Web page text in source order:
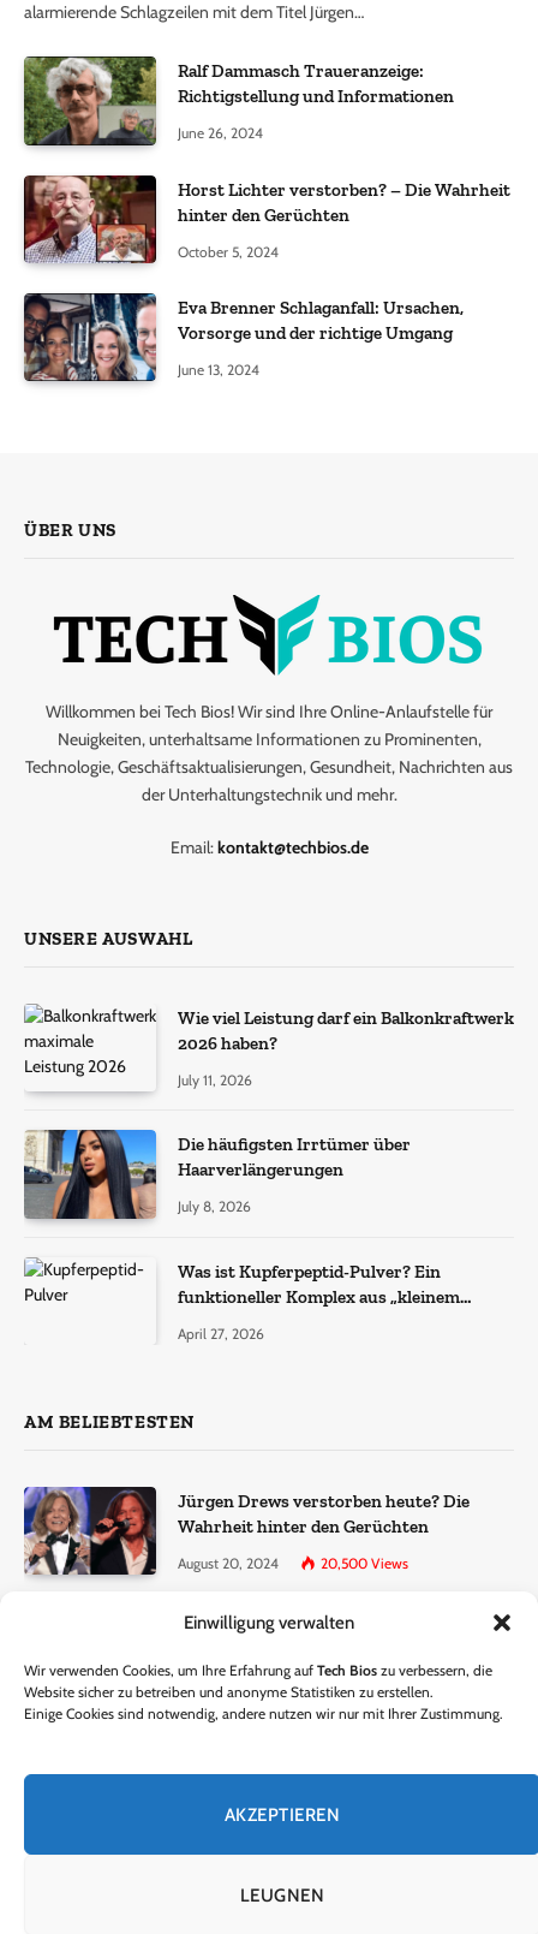
Einwilligung verwalten
Wir verwenden Cookies, um Ihre Erfahrung auf Tech Bios zu verbessern, die
Website sicher zu betreiben und anonyme Statistiken zu erstellen.
Einige Cookies sind notwendig, andere nutzen wir nur mit Ihrer Zustimmung.
AKZEPTIEREN
LEUGNEN
alarmierende Schlagzeilen mit dem Titel Jürgen…
Ralf Dammasch Traueranzeige:
Richtigstellung und Informationen
June 26, 2024
Horst Lichter verstorben? – Die Wahrheit
hinter den Gerüchten
October 5, 2024
Eva Brenner Schlaganfall: Ursachen,
Vorsorge und der richtige Umgang
June 13, 2024
ÜBER UNS
Willkommen bei Tech Bios! Wir sind Ihre Online-Anlaufstelle für
Neuigkeiten, unterhaltsame Informationen zu Prominenten,
Technologie, Geschäftsaktualisierungen, Gesundheit, Nachrichten aus
der Unterhaltungstechnik und mehr.
Email:kontakt@techbios.de
UNSERE AUSWAHL
Wie viel Leistung darf ein Balkonkraftwerk
2026 haben?
July 11, 2026
Die häufigsten Irrtümer über
Haarverlängerungen
July 8, 2026
Was ist Kupferpeptid-Pulver? Ein
funktioneller Komplex aus „kleinem
April 27, 2026
AM BELIEBTESTEN
Jürgen Drews verstorben heute? Die
Wahrheit hinter den Gerüchten
August 20, 2024 20,500 Views
Ralf Dammasch Traueranzeige:
June 26, 2024 13,286Views
hinter den Gerüchten
October 5, 2024 9,301